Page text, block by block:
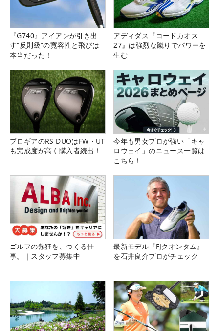
『G740』アイアンが引き出
す“反則級”の寛容性と飛びは
本当だった！
アディダス『コードカオス
27』は強烈な蹴りでパワーを
生む
プロギアのRS DUOはFW・UT
も完成度が高く購入者続出！
今年も男女プロが強い「キャ
ロウェイ」のニュース一覧は
こちら！
ゴルフの熱狂を、つくる仕
事。｜スタッフ募集中
最新モデル『FJクオンタム』
を石井良介プロがチェック